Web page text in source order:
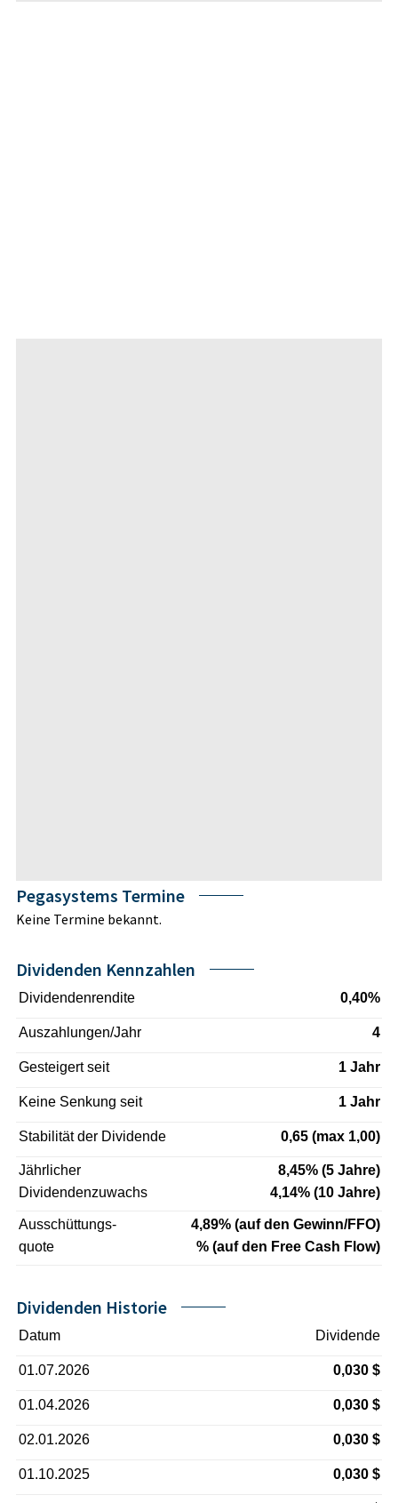
Pegasystems Termine
Keine Termine bekannt.
Dividenden Kennzahlen
Dividendenrendite 0,40%
Auszahlungen/Jahr 4
Gesteigert seit 1 Jahr
Keine Senkung seit 1 Jahr
Stabilität der Dividende 0,65 (max 1,00)
Jährlicher
8,45% (5 Jahre)
Dividendenzuwachs
4,14% (10 Jahre)
Ausschüttungs-
4,89% (auf den Gewinn/FFO)
quote
% (auf den Free Cash Flow)
Dividenden Historie
Datum Dividende
01.07.2026 0,030 $
01.04.2026 0,030 $
02.01.2026 0,030 $
01.10.2025 0,030 $